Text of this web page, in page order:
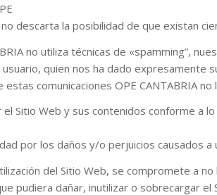
no descarta la posibilidad de que existan
no utiliza técnicas de «spamming”,
usuario, quien nos ha dado
estas comunicaciones OPE CANTABRIA no
el Sitio Web y sus contenidos conforme a
por los daños y/o perjuicios causados
del Sitio Web, se compromete a
pudiera dañar, inutilizar o sobrecargar el